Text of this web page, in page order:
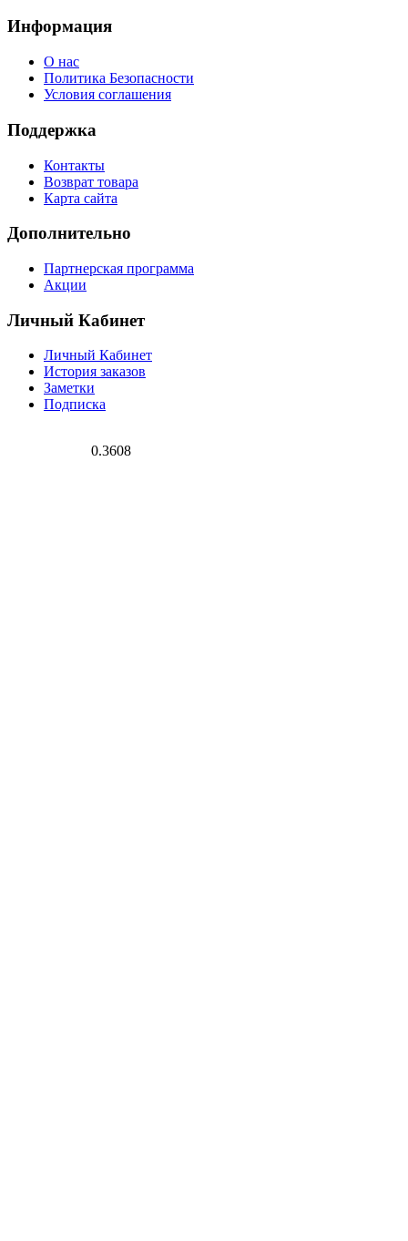
Информация
О нас
Политика Безопасности
Условия соглашения
Поддержка
Контакты
Возврат товара
Карта сайта
Дополнительно
Партнерская программа
Акции
Личный Кабинет
Личный Кабинет
История заказов
Заметки
Подписка
0.3608